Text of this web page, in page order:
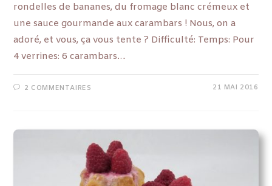
rondelles de bananes, du fromage blanc crémeux et
une sauce gourmande aux carambars ! Nous, on a
adoré, et vous, ça vous tente ? Difficulté: Temps: Pour
4 verrines: 6 carambars…
2 COMMENTAIRES 21 MAI 2016